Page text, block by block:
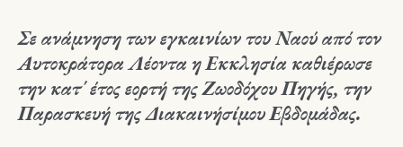
Σε ανάμνηση των εγκαινίων του Ναού από τον
Αυτοκράτορα Λέοντα η Εκκλησία καθιέρωσε
την κατ΄ έτος εορτή της Ζωοδόχου Πηγής, την
Παρασκευή της Διακαινήσίμου Εβδομάδας.